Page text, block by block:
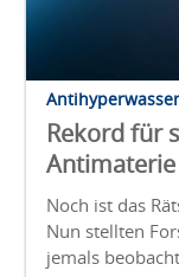
Rekord für
Antimaterie
Noch ist das
Nun stellten
jemals